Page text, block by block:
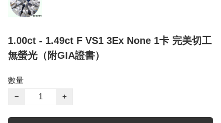
1.00ct - 1.49ct F VS1 3Ex None 1卡 完美切工
無螢光（附GIA證書）
數量
−
+